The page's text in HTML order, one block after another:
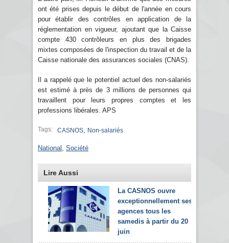
ont été prises depuis le début de l'année en cours
pour établir des contrôles en application de la
réglementation en vigueur, ajoutant que la Caisse
compte 430 contrôleurs en plus des brigades
mixtes composées de l'inspection du travail et de la
Caisse nationale des assurances sociales (CNAS).
Il a rappelé que le potentiel actuel des non-salariés
est estimé à près de 3 millions de personnes qui
travaillent pour leurs propres comptes et les
professions libérales. APS
Tags: CASNOS Non-salariés
National Société
Lire Aussi
La CASNOS ouvre
exceptionnellement ses
agences tous les
samedis à partir du 20
juin